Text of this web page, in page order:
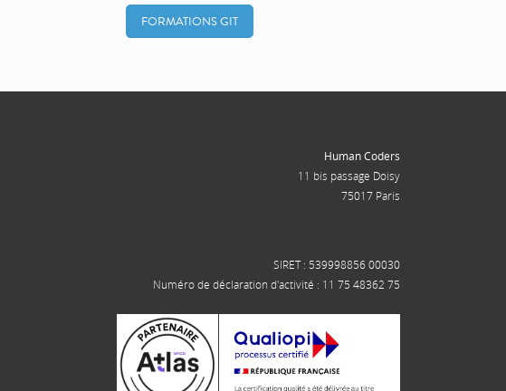
FORMATIONS GIT
Human Coders
11 bis passage Doisy
75017 Paris
SIRET : 539998856 00030
Numéro de déclaration d'activité : 11 75 48362 75